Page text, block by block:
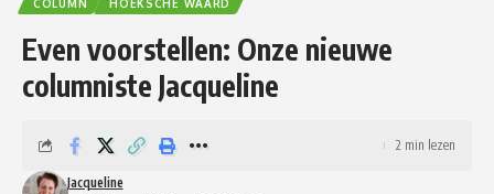
COLUMN HOEKSCHE WAARD
Even voorstellen: Onze nieuwe
columniste Jacqueline
Jacqueline
2 min lezen